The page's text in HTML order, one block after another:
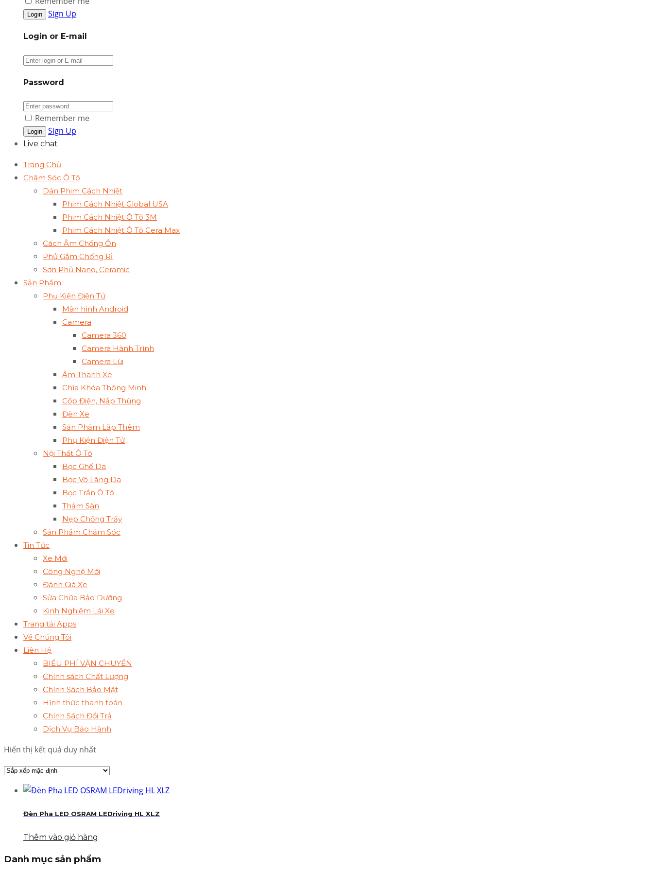
Sign Up
Login or E-mail
Password
Remember me
Sign Up
Live chat
Trang Chủ
Chăm Sóc Ô Tô
Dán Phim Cách Nhiệt
Phim Cách Nhiệt Global USA
Phim Cách Nhiệt Ô Tô 3M
Phim Cách Nhiệt Ô Tô Cera Max
Cách Âm Chống Ồn
Phủ Gầm Chống Rỉ
Sơn Phủ Nano, Ceramic
Sản Phẩm
Phụ Kiện Điện Tử
Màn hình Android
Camera
Camera 360
Camera Hành Trình
Camera Lùi
Âm Thanh Xe
Chìa Khóa Thông Minh
Cốp Điện, Nắp Thùng
Đèn Xe
Sản Phẩm Lắp Thêm
Phụ Kiện Điện Tử
Nội Thất Ô Tô
Bọc Ghế Da
Bọc Vô Lăng Da
Bọc Trần Ô Tô
Thảm Sàn
Nẹp Chống Trầy
Sản Phẩm Chăm Sóc
Tin Tức
Xe Mới
Công Nghệ Mới
Đánh Giá Xe
Sửa Chữa Bảo Dưỡng
Kinh Nghiệm Lái Xe
Trang tải Apps
Về Chúng Tôi
Liên Hệ
BIỂU PHÍ VẬN CHUYỂN
Chính sách Chất Lượng
Chính Sách Bảo Mật
Hình thức thanh toán
Chính Sách Đổi Trả
Dịch Vụ Bảo Hành
Hiển thị kết quả duy nhất
Đèn Pha LED OSRAM LEDriving HL XLZ
Thêm vào giỏ hàng
Danh mục sản phẩm